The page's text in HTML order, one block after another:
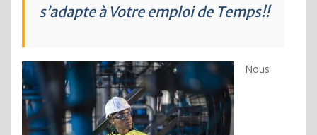
s’adapte à Votre emploi de Temps!!
Nous